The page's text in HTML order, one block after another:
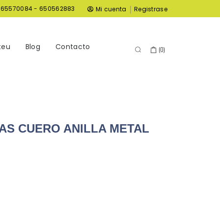
- 650562883 Mi cuenta | Registrase
Blog Contacto (0)
CUERO ANILLA METAL